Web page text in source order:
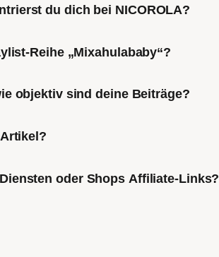
du dich bei NICOROLA?
Reihe „Mixahulababy“?
objektiv sind deine Beiträge?
oder Shops Affiliate-Links?